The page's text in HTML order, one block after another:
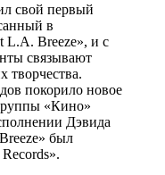
свой первый
в
L.A. Breeze», и с
связывают
творчества.
покорило новое
«Кино»
Дэвида
был